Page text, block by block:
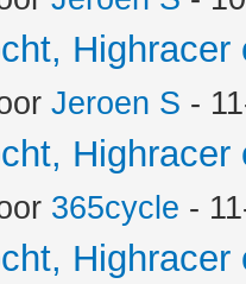
Highracer
Jeroen S -
Highracer
365cycle -
Highracer